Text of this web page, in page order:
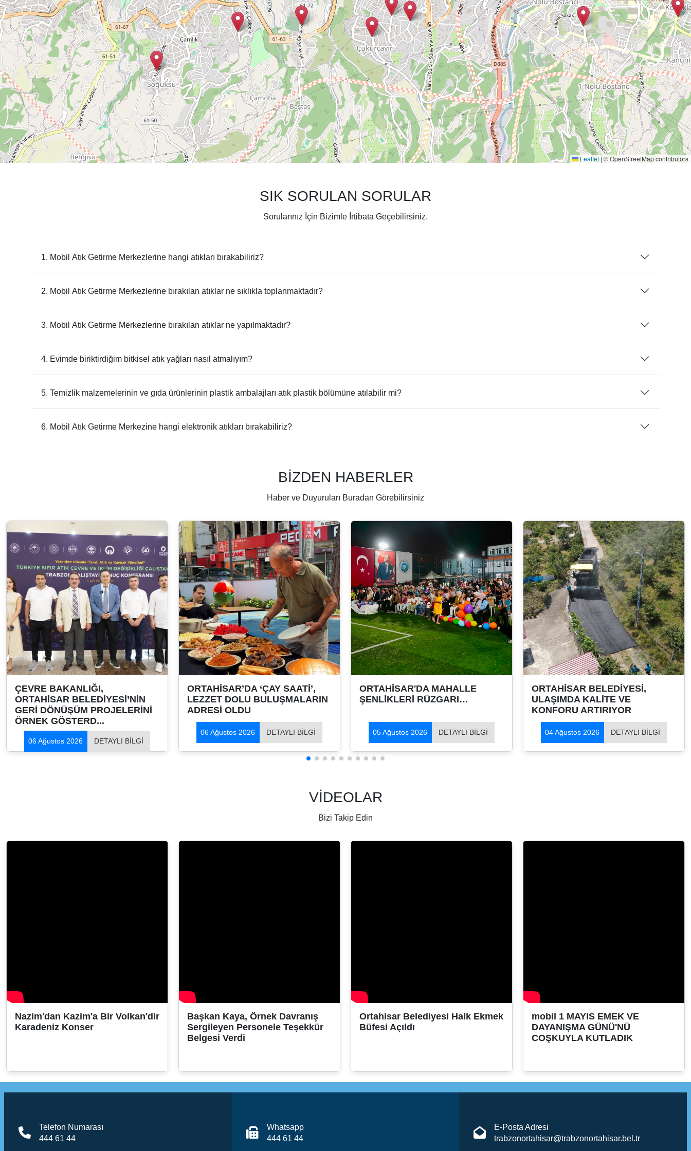
Leaflet | © OpenStreetMap contributors
SIK SORULAN SORULAR
Sorularınız İçin Bizimle İrtibata Geçebilirsiniz.
1. Mobil Atık Getirme Merkezlerine hangi atıkları bırakabiliriz?
2. Mobil Atık Getirme Merkezlerine bırakılan atıklar ne sıklıkla toplanmaktadır?
3. Mobil Atık Getirme Merkezlerine bırakılan atıklar ne yapılmaktadır?
4. Evimde biriktirdiğim bitkisel atık yağları nasıl atmalıyım?
5. Temizlik malzemelerinin ve gıda ürünlerinin plastik ambalajları atık plastik bölümüne atılabilir mi?
6. Mobil Atık Getirme Merkezine hangi elektronik atıkları bırakabiliriz?
BİZDEN HABERLER
Haber ve Duyuruları Buradan Görebilirsiniz
ÇEVRE BAKANLIĞI,
ORTAHİSAR BELEDİYESİ’NİN
GERİ DÖNÜŞÜM PROJELERİNİ
ÖRNEK GÖSTERD...
06 Ağustos 2026 DETAYLI BİLGİ
ORTAHİSAR’DA ‘ÇAY SAATİ’,
LEZZET DOLU BULUŞMALARIN
ADRESİ OLDU
06 Ağustos 2026 DETAYLI BİLGİ
ORTAHİSAR'DA MAHALLE
ŞENLİKLERİ RÜZGARI…
05 Ağustos 2026 DETAYLI BİLGİ
ORTAHİSAR BELEDİYESİ,
ULAŞIMDA KALİTE VE
KONFORU ARTIRIYOR
04 Ağustos 2026 DETAYLI BİLGİ
VİDEOLAR
Bizi Takip Edin
Nazim'dan Kazim'a Bir Volkan'dir
Karadeniz Konser
Başkan Kaya, Örnek Davranış
Sergileyen Personele Teşekkür
Belgesi Verdi
Ortahisar Belediyesi Halk Ekmek
Büfesi Açıldı
mobil 1 MAYIS EMEK VE
DAYANIŞMA GÜNÜ'NÜ
COŞKUYLA KUTLADIK
Telefon Numarası
444 61 44
Whatsapp
444 61 44
E-Posta Adresi
trabzonortahisar@trabzonortahisar.bel.tr